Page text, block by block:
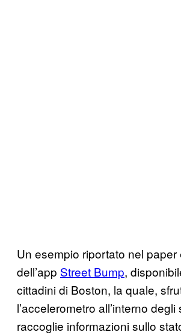
Un esempio riportato nel paper
dell’app Street Bump,
cittadini di Boston, la quale,
l’accelerometro all’interno
raccoglie informazioni sullo